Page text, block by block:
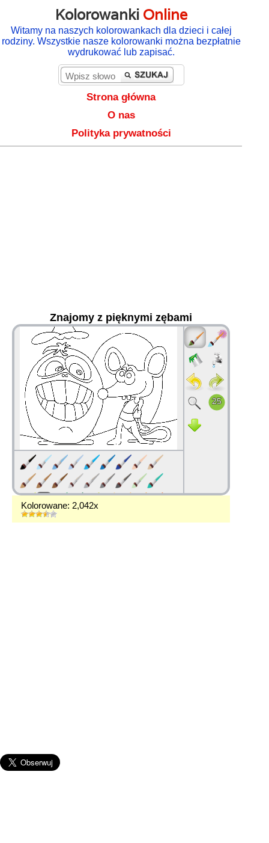
Kolorowanki Online
Witamy na naszych kolorowankach dla dzieci i całej
rodziny. Wszystkie nasze kolorowanki można bezpłatnie
wydrukować lub zapisać.
Strona główna
O nas
Polityka prywatności
Znajomy z pięknymi zębami
Kolorowane: 2,042x